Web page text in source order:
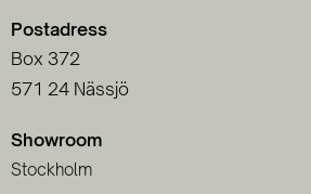
Postadress
Box 372
571 24 Nässjö
Showroom
Stockholm